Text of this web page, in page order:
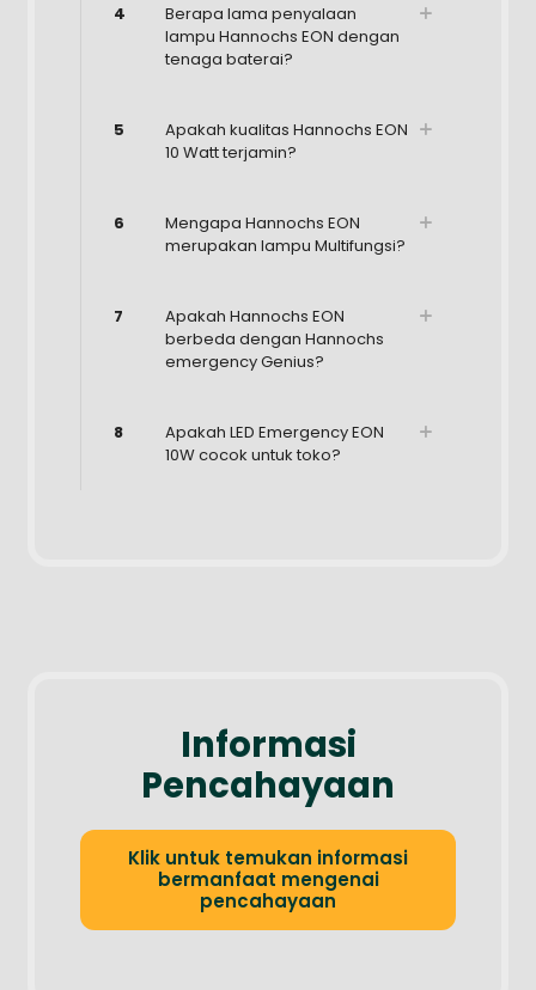
4
Berapa lama penyalaan
lampu Hannochs EON dengan
tenaga baterai?
5
Apakah kualitas Hannochs EON
10 Watt terjamin?
6
Mengapa Hannochs EON
merupakan lampu Multifungsi?
7
Apakah Hannochs EON
berbeda dengan Hannochs
emergency Genius?
8
Apakah LED Emergency EON
10W cocok untuk toko?
Informasi
Pencahayaan
Klik untuk temukan informasi
bermanfaat mengenai
pencahayaan